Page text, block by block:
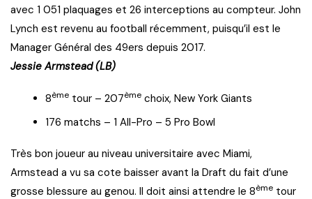
avec 1 051 plaquages et 26 interceptions au compteur. John
Lynch est revenu au football récemment, puisqu’il est le
Manager Général des 49ers depuis 2017.
Jessie Armstead (LB)
8ème tour – 207ème choix, New York Giants
176 matchs – 1 All-Pro – 5 Pro Bowl
Très bon joueur au niveau universitaire avec Miami,
Armstead a vu sa cote baisser avant la Draft du fait d’une
grosse blessure au genou. Il doit ainsi attendre le 8ème tour